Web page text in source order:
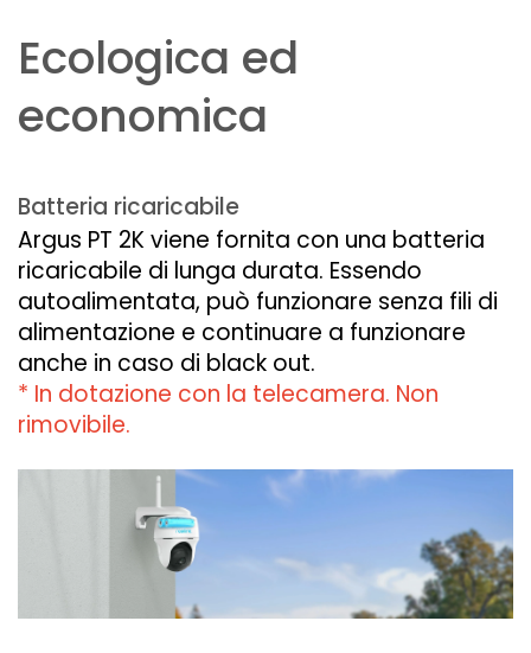
Ecologica ed
economica
Batteria ricaricabile
Argus PT 2K viene fornita con una batteria
ricaricabile di lunga durata. Essendo
autoalimentata, può funzionare senza fili di
alimentazione e continuare a funzionare
anche in caso di black out.
* In dotazione con la telecamera. Non
rimovibile.